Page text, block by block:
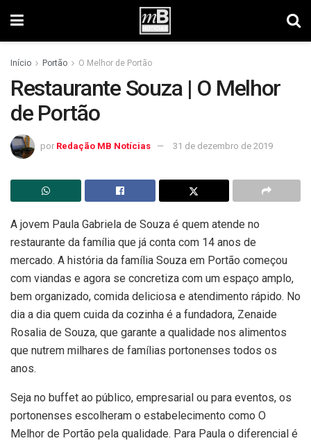
Início Portão O Melhor de Portão
Restaurante Souza | O Melhor
de Portão
por Redação MB Notícias 31 de dezembro de 2019
A jovem Paula Gabriela de Souza é quem atende no
restaurante da família que já conta com 14 anos de
mercado. A história da família Souza em Portão começou
com viandas e agora se concretiza com um espaço amplo,
bem organizado, comida deliciosa e atendimento rápido. No
dia a dia quem cuida da cozinha é a fundadora, Zenaide
Rosalia de Souza, que garante a qualidade nos alimentos
que nutrem milhares de famílias portonenses todos os
anos.
Seja no buffet ao público, empresarial ou para eventos, os
portonenses escolheram o estabelecimento como O
Melhor de Portão pela qualidade. Para Paula o diferencial é